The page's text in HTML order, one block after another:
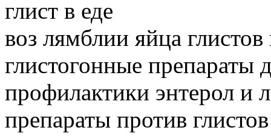
глист в еде
воз лямблии яйца
глистогонные препараты
профилактики энтерол и
препараты против